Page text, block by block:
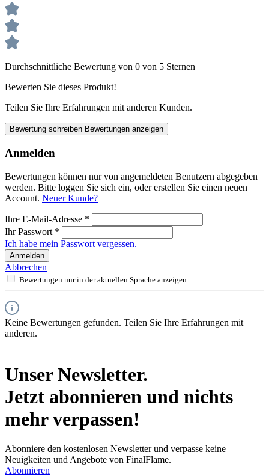
Durchschnittliche Bewertung von 0 von 5 Sternen
Bewerten Sie dieses Produkt!
Teilen Sie Ihre Erfahrungen mit anderen Kunden.
Bewertung schreiben Bewertungen anzeigen
Anmelden
Bewertungen können nur von angemeldeten Benutzern abgegeben
werden. Bitte loggen Sie sich ein, oder erstellen Sie einen neuen
Account. Neuer Kunde?
Ihre E-Mail-Adresse *
Ihr Passwort *
Ich habe mein Passwort vergessen.
Anmelden
Abbrechen
Bewertungen nur in der aktuellen Sprache anzeigen.
Keine Bewertungen gefunden. Teilen Sie Ihre Erfahrungen mit
anderen.
Unser Newsletter.
Jetzt abonnieren und nichts
mehr verpassen!
Abonniere den kostenlosen Newsletter und verpasse keine
Neuigkeiten und Angebote von FinalFlame.
Abonnieren